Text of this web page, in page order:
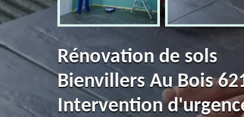
Rénovation de sols
Bienvillers Au Bois
Intervention